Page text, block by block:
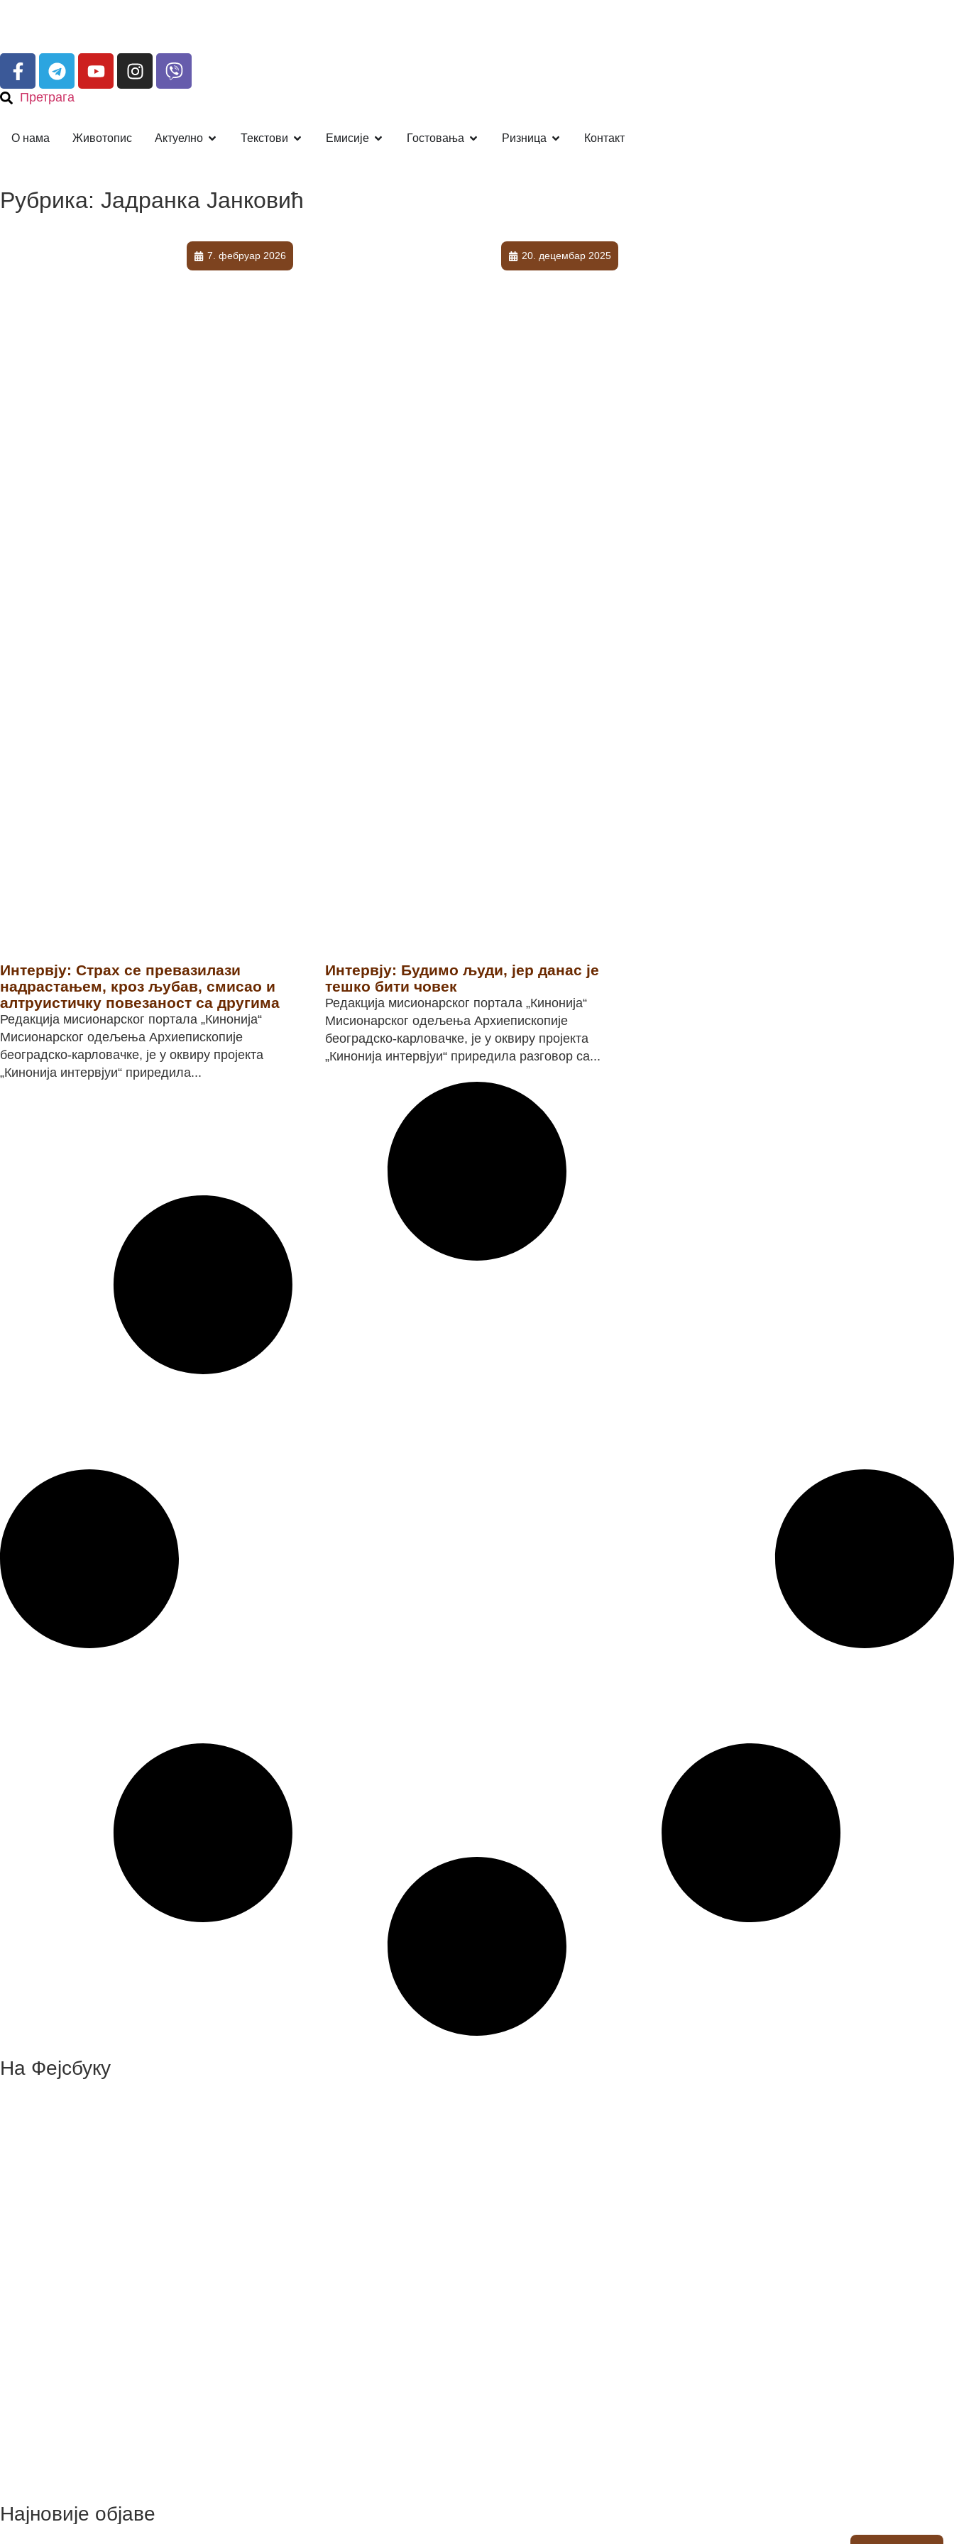
Претрага
О нама Животопис Актуелно Текстови Емисије Гостовања Ризница Контакт
Рубрика: Јадранка Јанковић
Интервју: Страх се превазилази
надрастањем, кроз љубав, смисао и
алтруистичку повезаност са другима
7. фебруар 2026
Редакција мисионарског портала „Кинонија“
Мисионарског одељења Архиепископије
београдско-карловачке, је у оквиру пројекта
„Кинонија интервјуи“ приредила...
Интервју: Будимо људи, јер данас је
тешко бити човек
20. децембар 2025
Редакција мисионарског портала „Кинонија“
Мисионарског одељења Архиепископије
београдско-карловачке, је у оквиру пројекта
„Кинонија интервјуи“ приредила разговор са...
На Фејсбуку
Најновије објаве